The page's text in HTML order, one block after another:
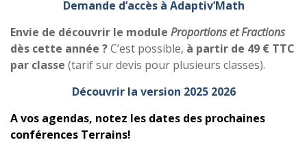
Demande d’accès à Adaptiv’Math
Envie de découvrir le module Proportions et Fractions
dès cette année ?C’est possible, à partir de 49 € TTC
par classe (tarif sur devis pour plusieurs classes).
Découvrir la version 2025 2026
A vos agendas, notez les dates des prochaines
conférences Terrains!